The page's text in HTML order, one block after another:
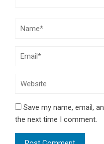
Save my name, email,
the next time I comment.